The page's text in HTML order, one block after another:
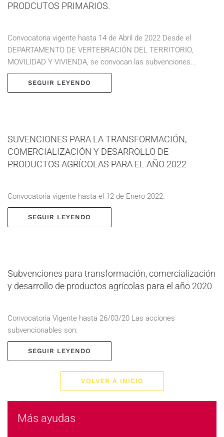
PRODCUTOS PRIMARIOS.
Convocatoria vigente hasta 14 de Abril de 2022 Desde el
DEPARTAMENTO DE VERTEBRACIÓN DEL TERRITORIO,
MOVILIDAD Y VIVIENDA, se convocan las subvenciones...
SEGUIR LEYENDO
SUVENCIONES PARA LA TRANSFORMACIÓN,
COMERCIALIZACIÓN Y DESARROLLO DE
PRODUCTOS AGRÍCOLAS PARA EL AÑO 2022
Convocatoria vigente hasta el 12 de Enero 2022.
SEGUIR LEYENDO
Subvenciones para transformación, comercialización
y desarrollo de productos agrícolas para el año 2020
Convocatoria Vigente hasta 26/03/20 Las acciones
subvencionables son:
SEGUIR LEYENDO
VOLVER A INICIO
Más ayudas